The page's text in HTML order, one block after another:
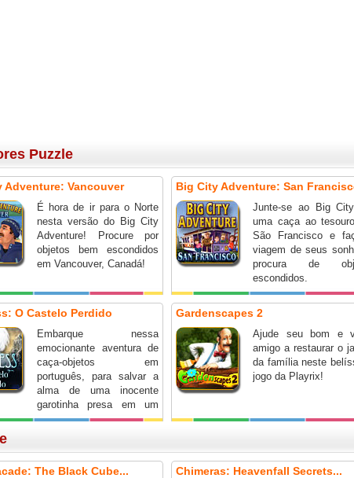
Puzzle
Adventure: Vancouver
É hora de ir para o Norte
nesta versão do Big City
Adventure! Procure por
objetos bem escondidos
em Vancouver, Canadá!
Big City Adventure: San
Junte-se ao Big
uma caça ao
São Francisco e
viagem de seus
procura de
escondidos.
O Castelo Perdido
Embarque nessa
emocionante aventura de
caça-objetos em
português, para salvar a
alma de uma inocente
garotinha presa em um
sombrio castelo entre
Gardenscapes 2
Ajude seu bom e
amigo a restaurar o
da família neste
jogo da Playrix!
The Black Cube... Chimeras: Heavenfall Secrets...